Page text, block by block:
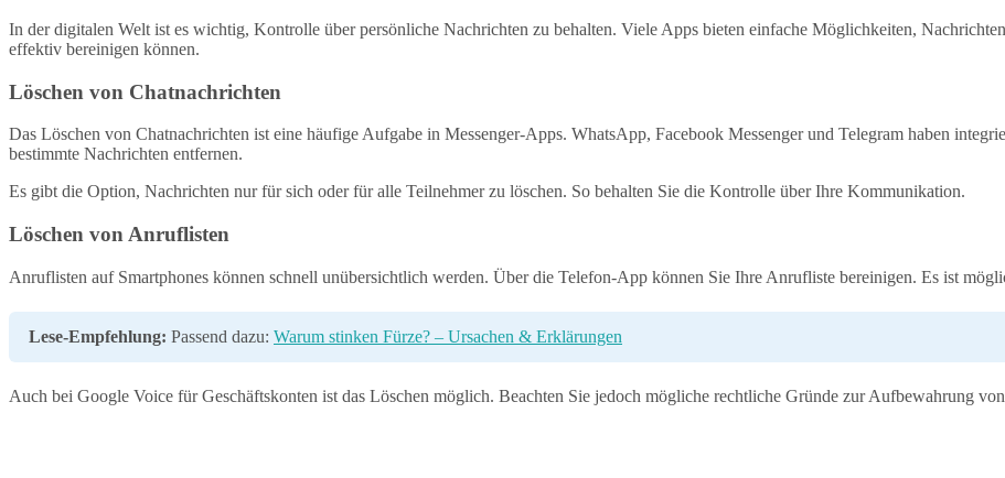
In der digitalen Welt ist es wichtig, Kontrolle über persönliche Nachrichten zu behalten. Viele Apps bieten einfache Möglichkeiten,
effektiv bereinigen können.
Löschen von Chatnachrichten
Das Löschen von Chatnachrichten ist eine häufige Aufgabe in Messenger-Apps. WhatsApp, Facebook Messenger und Telegram haben
bestimmte Nachrichten entfernen.
Es gibt die Option, Nachrichten nur für sich oder für alle Teilnehmer zu löschen. So behalten Sie die Kontrolle über Ihre Kommunikation.
Löschen von Anruflisten
Anruflisten auf Smartphones können schnell unübersichtlich werden. Über die Telefon-App können Sie Ihre Anrufliste bereinigen. Es ist
Lese-Empfehlung: Passend dazu: Warum stinken Fürze? – Ursachen & Erklärungen
Auch bei Google Voice für Geschäftskonten ist das Löschen möglich. Beachten Sie jedoch mögliche rechtliche Gründe zur Aufbewahrung